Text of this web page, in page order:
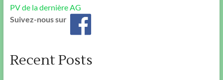
PV de la dernière AG
Suivez-nous sur
Recent Posts